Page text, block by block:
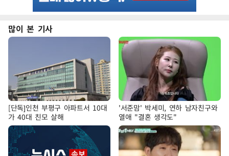
많이 본 기사
[단독]인천 부평구 아파트서 10대
가 40대 친모 살해
'서준맘' 박세미, 연하 남자친구와
열애 "결혼 생각도"